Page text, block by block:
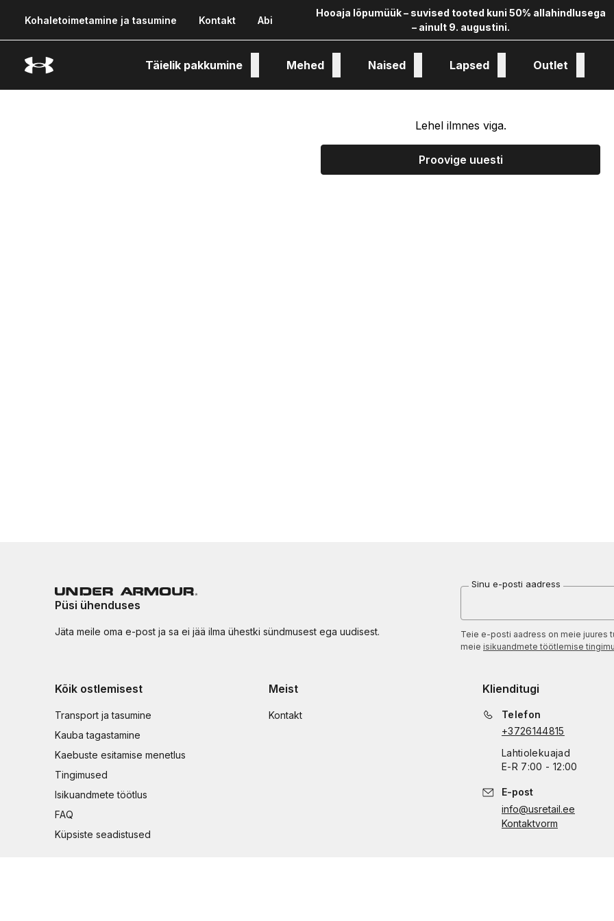
Kohaletoimetamine ja tasumine Kontakt Abi
Hooaja lõpumüük – suvised tooted kuni 50% allahindlusega
– ainult 9. augustini.
Täielik pakkumine Mehed Naised Lapsed Outlet
Lehel ilmnes viga.
Proovige uuesti
Püsi ühenduses
Jäta meile oma e-post ja sa ei jää ilma ühestki sündmusest ega uudisest.
Sinu e-posti aadress
Teie e-posti aadress on meie juures
meie isikuandmete töötlemise
Kõik ostlemisest
Transport ja tasumine
Kauba tagastamine
Kaebuste esitamise menetlus
Tingimused
Isikuandmete töötlus
FAQ
Küpsiste seadistused
Meist
Kontakt
Klienditugi
Telefon
+3726144815
Lahtiolekuajad
E-R 7:00 - 12:00
E-post
info@usretail.ee
Kontaktvorm